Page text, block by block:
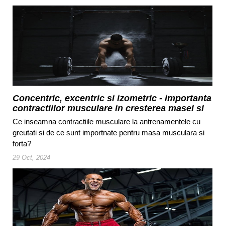
Concentric, excentric si izometric - importanta
contractiilor musculare in cresterea masei si
fortei
Ce inseamna contractiile musculare la antrenamentele cu
greutati si de ce sunt importnate pentru masa musculara si
forta?
29 Oct, 2024